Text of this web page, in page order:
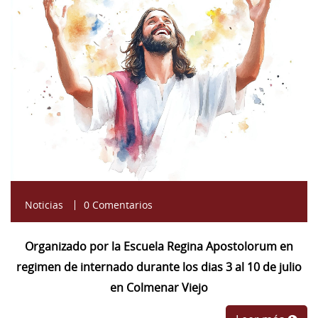
9fa0-8543e115de98.jpg
Noticias 0 Comentarios
Organizado por la Escuela Regina Apostolorum en
regimen de internado durante los dias 3 al 10 de julio
en Colmenar Viejo